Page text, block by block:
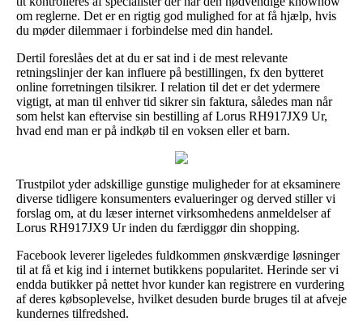
om reglerne. Det er en rigtig god mulighed for at få hjælp, hvis
du møder dilemmaer i forbindelse med din handel.
Dertil foreslåes det at du er sat ind i de mest relevante
retningslinjer der kan influere på bestillingen, fx den bytteret
online forretningen tilsikrer. I relation til det er det ydermere
vigtigt, at man til enhver tid sikrer sin faktura, således man når
som helst kan eftervise sin bestilling af Lorus RH917JX9 Ur,
hvad end man er på indkøb til en voksen eller et barn.
Trustpilot yder adskillige gunstige muligheder for at eksaminere
diverse tidligere konsumenters evalueringer og derved stiller vi
forslag om, at du læser internet virksomhedens anmeldelser af
Lorus RH917JX9 Ur inden du færdiggør din shopping.
Facebook leverer ligeledes fuldkommen ønskværdige løsninger
til at få et kig ind i internet butikkens popularitet. Herinde ser vi
endda butikker på nettet hvor kunder kan registrere en vurdering
af deres købsoplevelse, hvilket desuden burde bruges til at afveje
kundernes tilfredshed.